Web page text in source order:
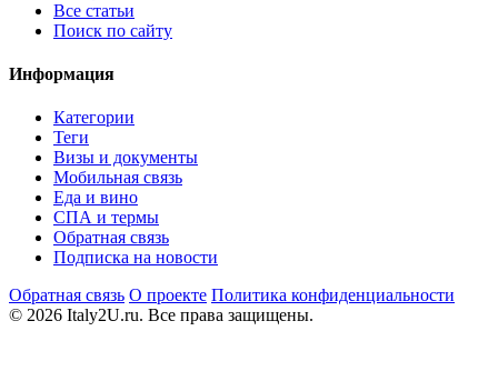
Все статьи
Поиск по сайту
Информация
Категории
Теги
Визы и документы
Мобильная связь
Еда и вино
СПА и термы
Обратная связь
Подписка на новости
Обратная связь О проекте Политика конфиденциальности
© 2026 Italy2U.ru. Все права защищены.